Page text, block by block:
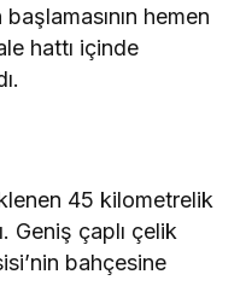
başlamasının hemen
hattı içinde
45 kilometrelik
Geniş çaplı çelik
bahçesine